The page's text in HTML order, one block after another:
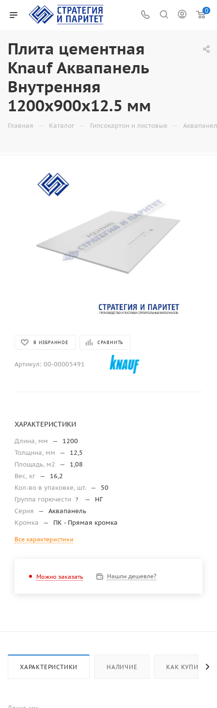
0
Плита цементная
Knauf Аквапанель
Внутренняя
1200х900х12.5 мм
Главная — Каталог — Гипсокартон и листовые —
В ИЗБРАННОЕ СРАВНИТЬ
Артикул: 00-00005491
ХАРАКТЕРИСТИКИ
Длина, мм —
1200
Толщина, мм
—
12,5
Площадь, м2
—
1,08
Вес, кг —
16,2
Кол-во в упаковке, шт.
—
50
Группа горючести
? —
НГ
Серия
—
Аквапанель
Кромка
— ПК - Прямая кромка
Все характеристики
Можно заказать Нашли дешевле?
ХАРАКТЕРИСТИКИ НАЛИЧИЕ КАК КУПИТЬ